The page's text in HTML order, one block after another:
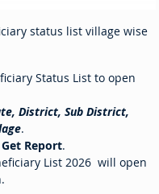
status list village wise
Status List to open
District, Sub District,
.
Get Report.
List 2026  will open